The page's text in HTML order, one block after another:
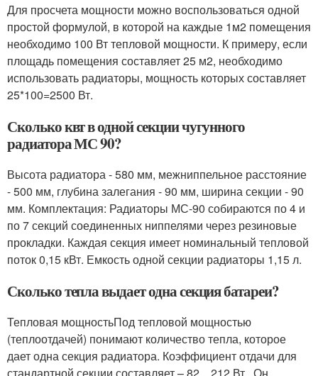
Для просчета мощности можно воспользоваться одной
простой формулой, в которой на каждые 1м2 помещения
необходимо 100 Вт тепловой мощности. К примеру, если
площадь помещения составляет 25 м2, необходимо
использовать радиаторы, мощность которых составляет
25*100=2500 Вт.
Сколько квт в одной секции чугунного
радиатора МС 90?
Высота радиатора - 580 мм, межниппельное расстояние
- 500 мм, глубина залегания - 90 мм, ширина секции - 90
мм. Комплектация: Радиаторы МС-90 собираются по 4 и
по 7 секций соединенных ниппелями через резиновые
прокладки. Каждая секция имеет номинальный тепловой
поток 0,15 кВт. Емкость одной секции радиаторы 1,15 л.
Сколько тепла выдает одна секция батареи?
Тепловая мощностьПод тепловой мощностью
(теплоотдачей) понимают количество тепла, которое
дает одна секция радиатора. Коэффициент отдачи для